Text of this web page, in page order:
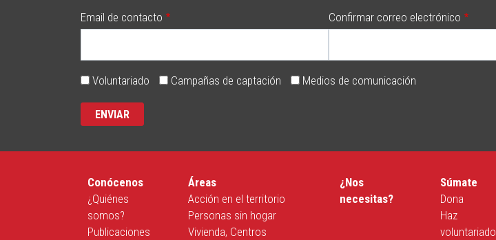
Email de contacto Confirmar correo electrónico
Voluntariado Campañas de captación Medios de comunicación
Conócenos
¿Quiénes
somos?
Publicaciones
Áreas
Acción en el territorio
Personas sin hogar
Vivienda, Centros
¿Nos
necesitas?
Súmate
Dona
Haz
voluntariado